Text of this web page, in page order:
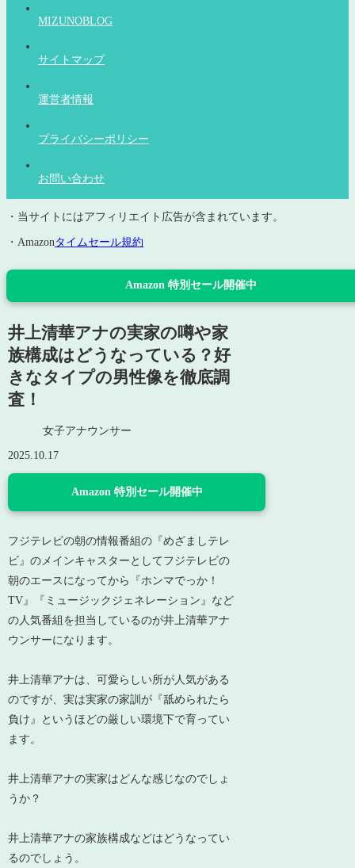
MIZUNOBLOG
サイトマップ
運営者情報
プライバシーポリシー
お問い合わせ
・当サイトにはアフィリエイト広告が含まれています。
・Amazonタイムセール規約
Amazon 特別セール開催中
井上清華アナの実家の噂や家
族構成はどうなっている？好
きなタイプの男性像を徹底調
査！
女子アナウンサー
2025.10.17
Amazon 特別セール開催中
フジテレビの朝の情報番組の『めざましテレ
ビ』のメインキャスターとしてフジテレビの
朝のエースになってから『ホンマでっか！
TV』『ミュージックジェネレーション』など
の人気番組を担当しているのが井上清華アナ
ウンサーになります。
井上清華アナは、可愛らしい所が人気がある
のですが、実は実家の家訓が『舐められたら
負け』というほどの厳しい環境下で育ってい
ます。
井上清華アナの実家はどんな感じなのでしょ
うか？
井上清華アナの家族構成などはどうなってい
るのでしょう。